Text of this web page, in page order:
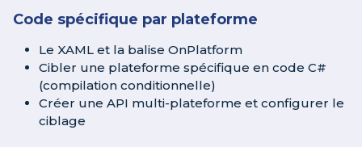
Code spécifique par plateforme
Le XAML et la balise OnPlatform
Cibler une plateforme spécifique en code C#
(compilation conditionnelle)
Créer une API multi-plateforme et configurer le
ciblage